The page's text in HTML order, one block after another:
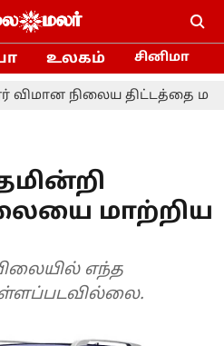
உலகம் சினிமா
நிலைய திட்டத்தை
மாற்றிய
எந்த